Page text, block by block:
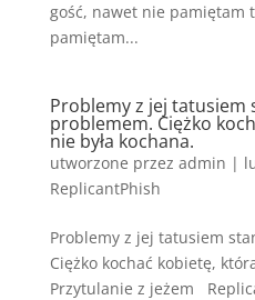
gość, nawet nie pamiętam
pamiętam...
Problemy z jej tatusiem
problemem. Ciężko
nie była kochana.
utworzone przez admin |
ReplicantPhish
Problemy z jej tatusiem
Ciężko kochać kobietę,
Przytulanie z jeżem